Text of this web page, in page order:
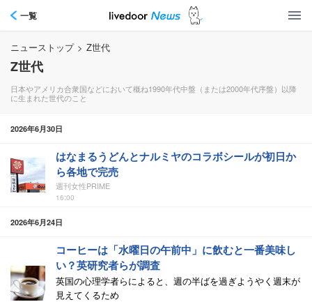
一覧
ニューストップ > Z世代
Z世代
日本やアメリカ合衆国などにおいて概ね1990年代中盤（または2000年代序盤）以降
に生まれた世代のこと
2026年6月30日
はなまるうどんとナルミヤのコラボシールが初日か
ら各地で完売
週刊女性PRIME
16:00
2026年6月24日
コーヒーは「水曜日の午前中」に飲むと一番美味し
い？英研究者らが調査
英国の心理学者らによると、週の半ばを過ぎようやく週末が
見えてくるため